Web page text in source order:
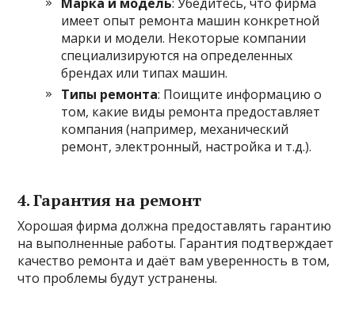
имеет опыт ремонта машин конкретной
марки и модели. Некоторые компании
специализируются на определенных
брендах или типах машин.
Типы ремонта: Поищите информацию о
том, какие виды ремонта предоставляет
компания (например, механический
ремонт, электронный, настройка и т.д.).
4. Гарантия на ремонт
Хорошая фирма должна предоставлять гарантию
на выполненные работы. Гарантия подтверждает
качество ремонта и даёт вам уверенность в том,
что проблемы будут устранены.